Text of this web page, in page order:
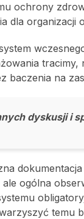
ochrony
dla organizacji
baczenia na
dyskusji i
ogólna
temu